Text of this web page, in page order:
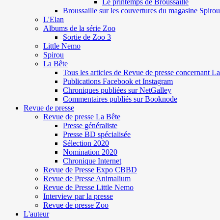
Broussaille sur les couvertures du magasine Spirou
L'Elan
Albums de la série Zoo
Sortie de Zoo 3
Little Nemo
Spirou
La Bête
Tous les articles de Revue de presse concernant
Publications Facebook et Instagram
Chroniques publiées sur NetGalley
Commentaires publiés sur Booknode
Revue de presse
Revue de presse La Bête
Presse généraliste
Presse BD spécialisée
Sélection 2020
Nomination 2020
Chronique Internet
Revue de Presse Expo CBBD
Revue de Presse Animalium
Revue de Presse Little Nemo
Interview par la presse
Revue de presse Zoo
L'auteur